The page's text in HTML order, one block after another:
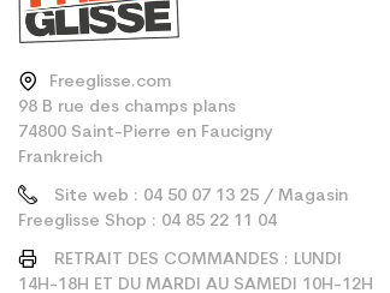
Freeglisse.com
98 B rue des champs plans
74800 Saint-Pierre en Faucigny
Frankreich
Site web : 04 50 07 13 25 / Magasin
Freeglisse Shop : 04 85 22 11 04
RETRAIT DES COMMANDES : LUNDI
14H-18H ET DU MARDI AU SAMEDI 10H-12H